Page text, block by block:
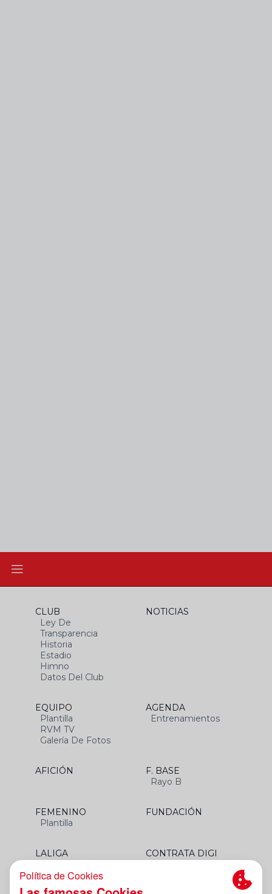
CLUB
Ley De
Transparencia
Historia
Estadio
Himno
Datos Del Club
NOTICIAS
EQUIPO
Plantilla
RVM TV
Galería De Fotos
AGENDA
Entrenamientos
AFICIÓN
F. BASE
Rayo B
FEMENINO
Plantilla
FUNDACIÓN
LALIGA
CONTRATA DIGI